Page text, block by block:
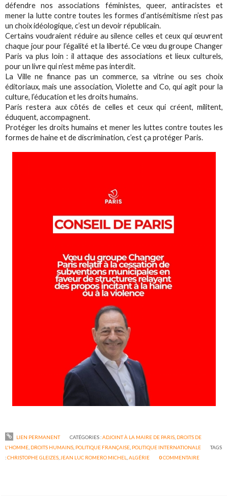
défendre nos associations féministes, queer, antiracistes et
mener la lutte contre toutes les formes d’antisémitisme n’est pas
un choix idéologique, c’est un devoir républicain.
Certains voudraient réduire au silence celles et ceux qui œuvrent
chaque jour pour l’égalité et la liberté. Ce vœu du groupe Changer
Paris va plus loin : il attaque des associations et lieux culturels,
pour un livre qui n’est même pas interdit.
La Ville ne finance pas un commerce, sa vitrine ou ses choix
éditoriaux, mais une association, Violette and Co, qui agit pour la
culture, l’éducation et les droits humains.
Paris restera aux côtés de celles et ceux qui créent, militent,
éduquent, accompagnent.
Protéger les droits humains et mener les luttes contre toutes les
formes de haine et de discrimination, c’est ça protéger Paris.
LIEN PERMANENT CATÉGORIES :ADJOINT À LA MAIRE DE PARIS, DROITS DE
L'HOMME DROITS HUMAINS POLITIQUE FRANÇAISE POLITIQUE INTERNATIONALE
TAGS
:CHRISTOPHE GLEIZES JEAN LUC ROMERO MICHEL ,ALGÉRIE 0COMMENTAIRE